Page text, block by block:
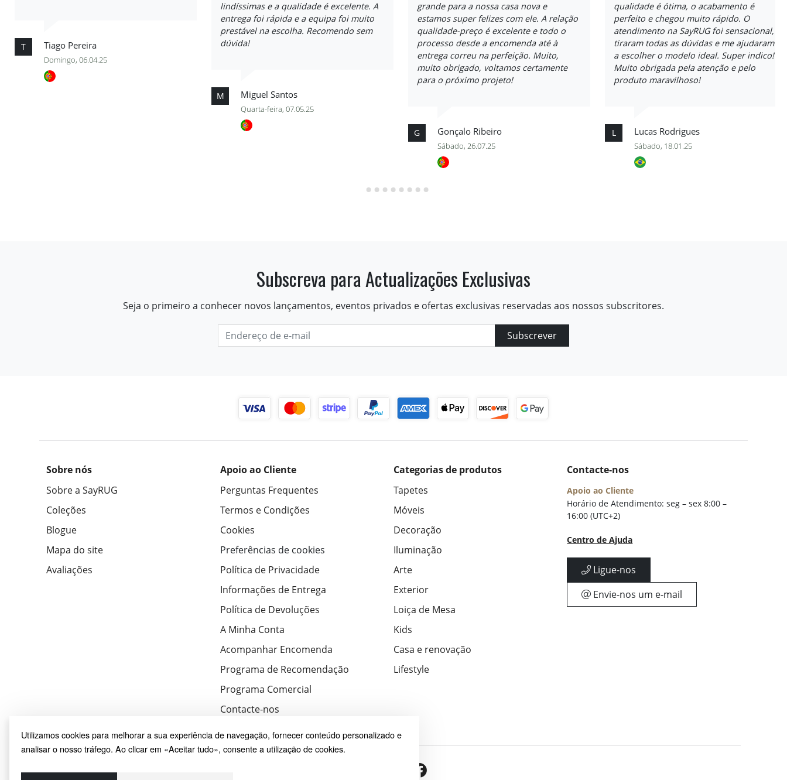
Utilizamos cookies para melhorar a sua experiência de navegação, fornecer conteúdo personalizado e
analisar o nosso tráfego. Ao clicar em «Aceitar tudo», consente a utilização de cookies.
T Tiago Pereira
Domingo, 06.04.25
lindíssimas e a qualidade é excelente. A
entrega foi rápida e a equipa foi muito
prestável na escolha. Recomendo sem
dúvida!
M Miguel Santos
Quarta-feira, 07.05.25
grande para a nossa casa nova e
estamos super felizes com ele. A relação
qualidade-preço é excelente e todo o
processo desde a encomenda até à
entrega correu na perfeição. Muito,
muito obrigado, voltamos certamente
para o próximo projeto!
G Gonçalo Ribeiro
Sábado, 26.07.25
qualidade é ótima, o acabamento é
perfeito e chegou muito rápido. O
atendimento na SayRUG foi sensacional,
tiraram todas as dúvidas e me ajudaram
a escolher o modelo ideal. Super indico!
Muito obrigada pela atenção e pelo
produto maravilhoso!
L Lucas Rodrigues
Sábado, 18.01.25
Subscreva para Actualizações Exclusivas
Seja o primeiro a conhecer novos lançamentos, eventos privados e ofertas exclusivas reservadas aos nossos subscritores.
Subscrever
Sobre nós
Sobre a SayRUG
Coleções
Blogue
Mapa do site
Avaliações
Apoio ao Cliente
Perguntas Frequentes
Termos e Condições
Cookies
Preferências de cookies
Política de Privacidade
Informações de Entrega
Política de Devoluções
A Minha Conta
Acompanhar Encomenda
Programa de Recomendação
Programa Comercial
Contacte-nos
Categorias de produtos
Tapetes
Móveis
Decoração
Iluminação
Arte
Exterior
Loiça de Mesa
Kids
Casa e renovação
Lifestyle
Contacte-nos
Apoio ao Cliente
Horário de Atendimento: seg – sex 8:00 –
16:00 (UTC+2)
Centro de Ajuda
Ligue-nos
Envie-nos um e-mail